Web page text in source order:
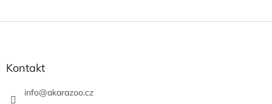
Kontakt
info@akarazoo.cz